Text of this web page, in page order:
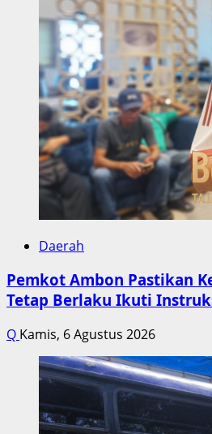
Daerah
Pemkot Ambon Pastikan
Tetap Berlaku Ikuti
Q Kamis, 6 Agustus 2026